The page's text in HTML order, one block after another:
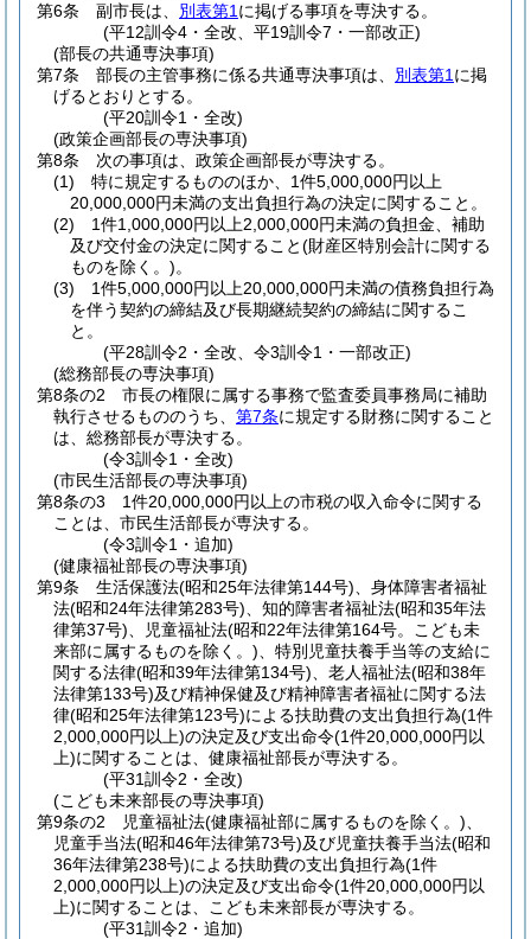
第6条
副市長は、 別表第1 に掲げる事項を専決する。
(平12訓令4・全改、平19訓令7・一部改正)
(部長の共通専決事項)
第7条
部長の主管事務に係る共通専決事項は、 別表第1 に掲
げるとおりとする。
(平20訓令1・全改)
(政策企画部長の専決事項)
第8条
次の事項は、政策企画部長が専決する。
(1)
特に規定するもののほか、1件5,000,000円以上
20,000,000円未満の支出負担行為の決定に関すること。
(2)
1件1,000,000円以上2,000,000円未満の負担金、補助
及び交付金の決定に関すること(財産区特別会計に関する
ものを除く。)。
(3)
1件5,000,000円以上20,000,000円未満の債務負担行為
を伴う契約の締結及び長期継続契約の締結に関するこ
と。
(平28訓令2・全改、令3訓令1・一部改正)
(総務部長の専決事項)
第8条の2
市長の権限に属する事務で監査委員事務局に補助
執行させるもののうち、 第7条に規定する財務に関すること
は、総務部長が専決する。
(令3訓令1・全改)
(市民生活部長の専決事項)
第8条の3
1件20,000,000円以上の市税の収入命令に関する
ことは、市民生活部長が専決する。
(令3訓令1・追加)
(健康福祉部長の専決事項)
第9条
生活保護法(昭和25年法律第144号) 、身体障害者福祉
法(昭和24年法律第283号) 、知的障害者福祉法(昭和35年法
律第37号) 、児童福祉法(昭和22年法律第164号。こども未
来部に属するものを除く。) 、特別児童扶養手当等の支給に
関する法律(昭和39年法律第134号) 、老人福祉法(昭和38年
法律第133号)及び精神保健及び精神障害者福祉に関する法
律(昭和25年法律第123号)による扶助費の支出負担行為(1件
2,000,000円以上)の決定及び支出命令(1件20,000,000円以
上)に関することは、健康福祉部長が専決する。
(平31訓令2・全改)
(こども未来部長の専決事項)
第9条の2
児童福祉法(健康福祉部に属するものを除く。)
児童手当法(昭和46年法律第73号)及び児童扶養手当法(昭和
36年法律第238号)による扶助費の支出負担行為(1件
2,000,000円以上)の決定及び支出命令(1件20,000,000円以
上)に関することは、こども未来部長が専決する。
(平31訓令2・追加)